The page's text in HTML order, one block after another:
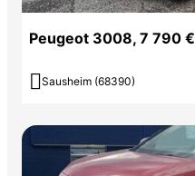
Peugeot 3008, 7 790 €
 Sausheim (68390)